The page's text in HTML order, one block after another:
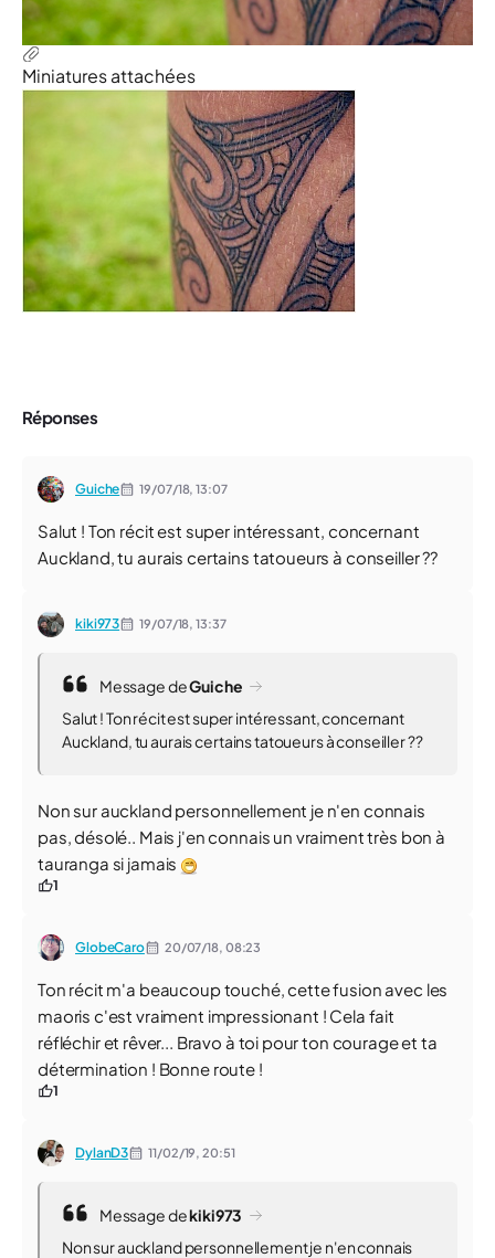
Miniatures attachées
Réponses
Guiche 19/07/18,13:07
Salut ! Ton récit est super intéressant, concernant
Auckland, tu aurais certains tatoueurs à conseiller ??
kiki973 19/07/18,13:37
Message deGuiche
Salut ! Ton récit est super intéressant, concernant
Auckland, tu aurais certains tatoueurs à conseiller ??
Non sur auckland personnellement je n'en connais
pas, désolé.. Mais j'en connais un vraiment très bon à
tauranga si jamais
1
GlobeCaro 20/07/18, 08:23
Ton récit m'a beaucoup touché, cette fusion avec les
maoris c'est vraiment impressionant ! Cela fait
réfléchir et rêver... Bravo à toi pour ton courage et ta
détermination ! Bonne route !
1
DylanD3 11/02/19,20:51
Message dekiki973
Non sur auckland personnellement je n'en connais